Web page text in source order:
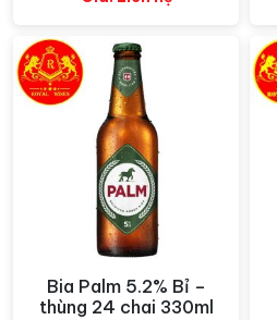
Xem nhanh
Bia Palm 5.2% Bỉ –
thùng 24 chai 330ml